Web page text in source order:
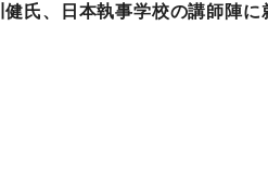
氏、日本執事学校の講師陣